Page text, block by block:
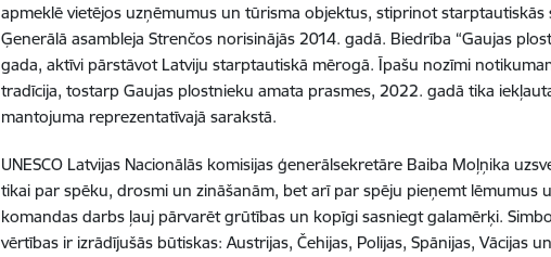
apmeklē vietējos uzņēmumus un tūrisma objektus, stiprinot
Ģenerālā asambleja Strenčos norisinājās 2014. gadā. Biedrība “Gaujas
gada, aktīvi pārstāvot Latviju starptautiskā mērogā. Īpašu nozīmi
tradīcija, tostarp Gaujas plostnieku amata prasmes, 2022. gadā tika
mantojuma reprezentatīvajā sarakstā.
UNESCO Latvijas Nacionālās komisijas ģenerālsekretāre Baiba Moļņika
tikai par spēku, drosmi un zināšanām, bet arī par spēju pieņemt lēmumus
komandas darbs ļauj pārvarēt grūtības un kopīgi sasniegt galamērķi.
vērtības ir izrādījušās būtiskas: Austrijas, Čehijas, Polijas, Spānijas, Vācijas